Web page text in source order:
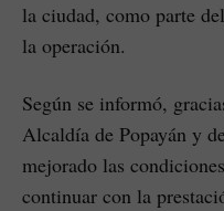
la ciudad, como parte
la operación.
Según se informó,
Alcaldía de Popayán y
mejorado las
continuar con la